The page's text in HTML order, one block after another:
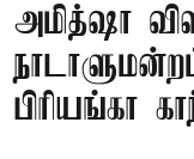
அமித்ஷா
பிரியங்கா